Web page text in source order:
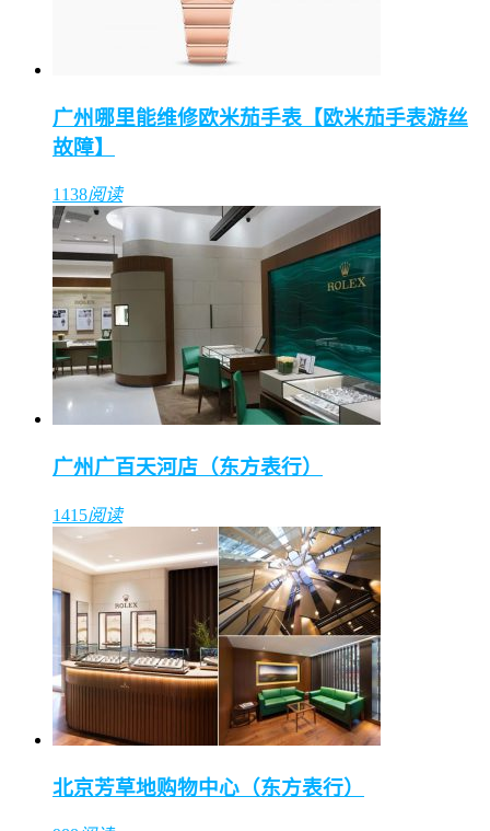
广州哪里能维修欧米茄手表【欧米茄手表游丝
故障】
1138阅读
广州广百天河店（东方表行）
1415阅读
北京芳草地购物中心（东方表行）